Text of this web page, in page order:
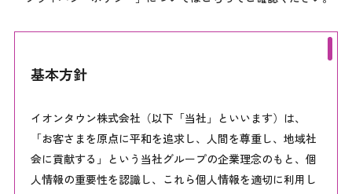
基本方針
イオンタウン株式会社（以下「当社」といいます）は、
「お客さまを原点に平和を追求し、人間を尊重し、地域社
会に貢献する」という当社グループの企業理念のもと、個
人情報の重要性を認識し、これら個人情報を適切に利用し